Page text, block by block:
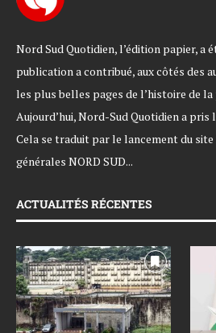
Nord Sud Quotidien, l’édition papier, a
publication a contribué, aux côtés des
les plus belles pages de l’histoire de la
Aujourd’hui, Nord-Sud Quotidien a pris
Cela se traduit par le lancement du
générales NORD SUD...
ACTUALITÉS RÉCENTES